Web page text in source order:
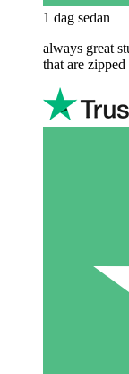
1 dag sedan
always great
that are zipped